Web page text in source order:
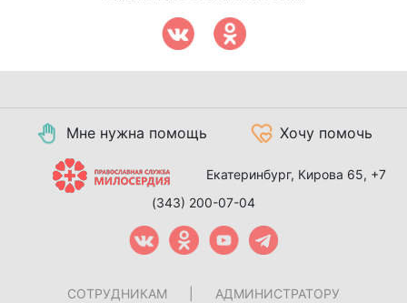
Мне нужна помощь Хочу помочь
Екатеринбург, Кирова 65, +7
(343) 200-07-04
СОТРУДНИКАМ АДМИНИСТРАТОРУ